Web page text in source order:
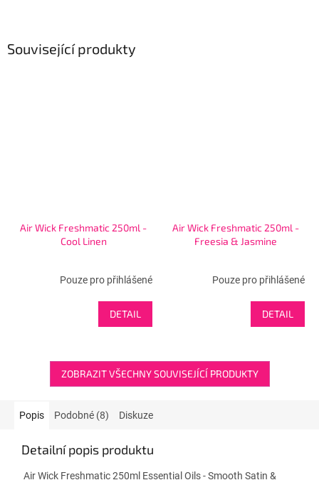
Související produkty
Air Wick Freshmatic 250ml -
Cool Linen
Pouze pro přihlášené
DETAIL
Air Wick Freshmatic 250ml -
Freesia & Jasmine
Pouze pro přihlášené
DETAIL
ZOBRAZIT VŠECHNY SOUVISEJÍCÍ PRODUKTY
Popis Podobné (8) Diskuze
Detailní popis produktu
Air Wick Freshmatic 250ml Essential Oils - Smooth Satin &